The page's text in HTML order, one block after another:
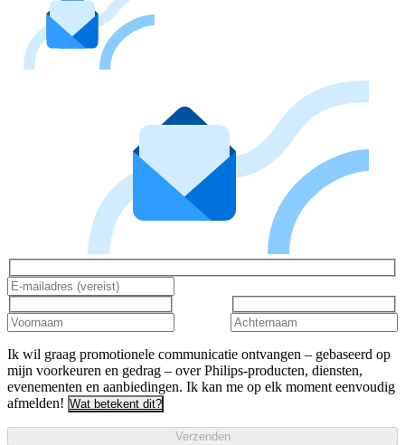
Ik wil graag promotionele communicatie ontvangen – gebaseerd op
mijn voorkeuren en gedrag – over Philips-producten, diensten,
evenementen en aanbiedingen. Ik kan me op elk moment eenvoudig
afmelden! Wat betekent dit?
Verzenden